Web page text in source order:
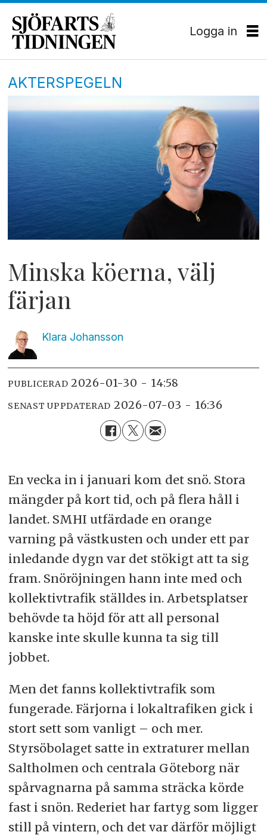
Logga in
AKTERSPEGELN
Minska köerna, välj
färjan
Klara Johansson
PUBLICERAD 2026-01-30 - 14:58
SENAST UPPDATERAD 2026-07-03 - 16:36
En vecka in i januari kom det snö. Stora
mängder på kort tid, och på flera håll i
landet. SMHI utfärdade en orange
varning på västkusten och under ett par
inledande dygn var det stökigt att ta sig
fram. Snöröjningen hann inte med och
kollektivtrafik ställdes in. Arbetsplatser
behövde ta höjd för att all personal
kanske inte skulle kunna ta sig till
jobbet.
Men det fanns kollektivtrafik som
fungerade. Färjorna i lokaltrafiken gick i
stort sett som vanligt – och mer.
Styrsöbolaget satte in extraturer mellan
Saltholmen och centrala Göteborg när
spårvagnarna på samma sträcka körde
fast i snön. Rederiet har fartyg som ligger
still på vintern, och det var därför möjligt